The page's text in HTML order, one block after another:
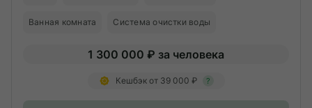
Ванная комната Система очистки воды
1 300 000 ₽ за человека
Кешбэк от 39 000 ₽ ?